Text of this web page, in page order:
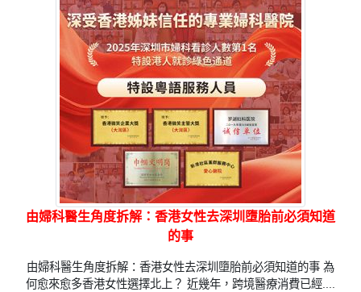
由婦科醫生角度拆解：香港女性去深圳墮胎前必須知道
的事
由婦科醫生角度拆解：香港女性去深圳墮胎前必須知道的事 為
何愈來愈多香港女性選擇北上？ 近幾年，跨境醫療消費已經....